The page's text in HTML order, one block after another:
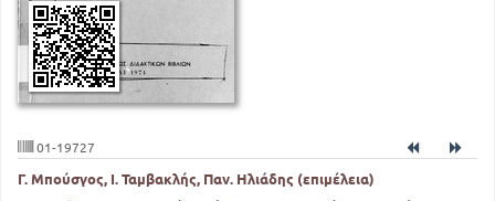
01-19727
Γ. Μπούσγος, Ι. Ταμβακλής, Παν. Ηλιάδης (επιμέλεια)